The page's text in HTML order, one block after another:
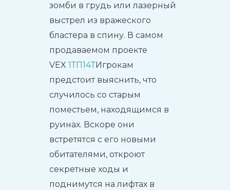
зомби в грудь или лазерный
выстрел из вражеского
бластера в спину. В самом
продаваемом проекте
VEX1ТП14ТИгрокам
предстоит выяснить, что
случилось со старым
поместьем, находящимся в
руинах. Вскоре они
встретятся с его новыми
обитателями, откроют
секретные ходы и
поднимутся на лифтах в